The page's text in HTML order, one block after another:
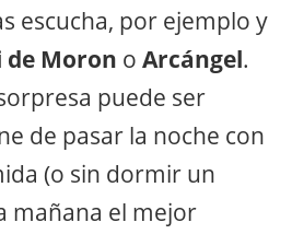
escucha, por ejemplo y
de Moron o Arcángel.
puede ser
de pasar la noche con
(o sin dormir un
mañana el mejor